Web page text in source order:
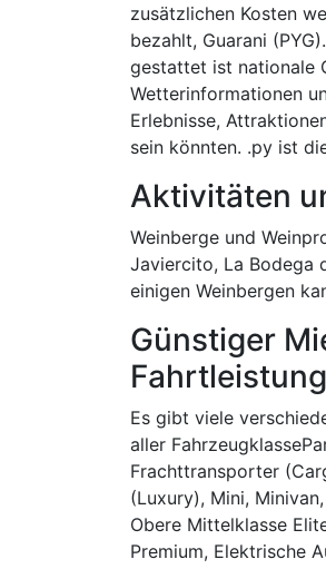
zusätzlichen Kosten
bezahlt, Guarani
gestattet ist nationale
Wetterinformationen
Erlebnisse,
sein könnten. .py ist
Aktivitäten
Weinberge und
Javiercito, La Bodega
einigen Weinbergen
Günstiger
Es gibt viele
aller
Frachttransporter
(Luxury), Mini,
Obere Mittelklasse
Premium, Elektrische